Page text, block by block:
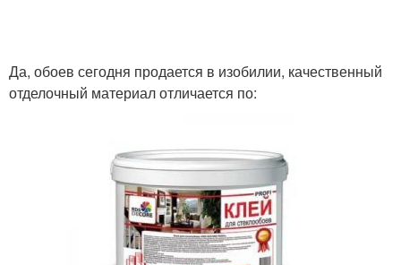
Да, обоев сегодня продается в изобилии, качественный
отделочный материал отличается по: